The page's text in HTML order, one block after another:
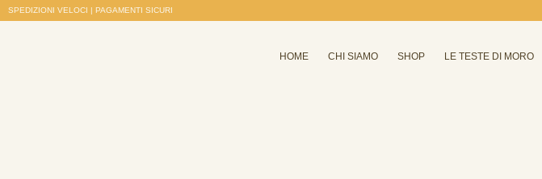
SPEDIZIONI VELOCI | PAGAMENTI SICURI
HOME CHI SIAMO SHOP LE TESTE DI MORO